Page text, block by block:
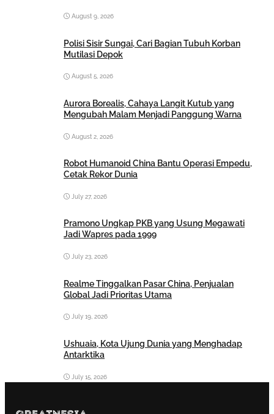
August 9, 2026
Polisi Sisir Sungai, Cari Bagian Tubuh Korban
Mutilasi Depok
August 5, 2026
Aurora Borealis, Cahaya Langit Kutub yang
Mengubah Malam Menjadi Panggung Warna
August 2, 2026
Robot Humanoid China Bantu Operasi Empedu,
Cetak Rekor Dunia
July 27, 2026
Pramono Ungkap PKB yang Usung Megawati
Jadi Wapres pada 1999
July 23, 2026
Realme Tinggalkan Pasar China, Penjualan
Global Jadi Prioritas Utama
July 19, 2026
Ushuaia, Kota Ujung Dunia yang Menghadap
Antarktika
July 15, 2026